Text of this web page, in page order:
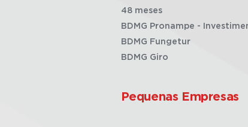
48 meses
BDMG Pronampe -
BDMG Fungetur
BDMG Giro
Pequenas Empresas